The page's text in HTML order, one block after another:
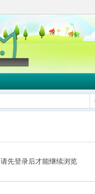
请先登录后才能继续浏览